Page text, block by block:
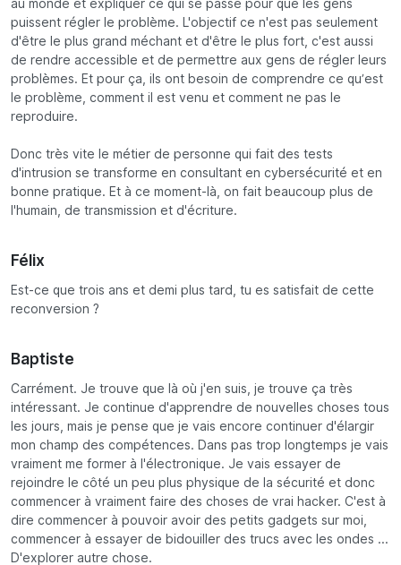
au monde et expliquer ce qui se passe pour que les gens
puissent régler le problème. L'objectif ce n'est pas seulement
d'être le plus grand méchant et d'être le plus fort, c'est aussi
de rendre accessible et de permettre aux gens de régler leurs
problèmes. Et pour ça, ils ont besoin de comprendre ce qu’est
le problème, comment il est venu et comment ne pas le
reproduire.
Donc très vite le métier de personne qui fait des tests
d'intrusion se transforme en consultant en cybersécurité et en
bonne pratique. Et à ce moment-là, on fait beaucoup plus de
l'humain, de transmission et d'écriture.
Félix
Est-ce que trois ans et demi plus tard, tu es satisfait de cette
reconversion ?
Baptiste
Carrément. Je trouve que là où j'en suis, je trouve ça très
intéressant. Je continue d'apprendre de nouvelles choses tous
les jours, mais je pense que je vais encore continuer d'élargir
mon champ des compétences. Dans pas trop longtemps je vais
vraiment me former à l'électronique. Je vais essayer de
rejoindre le côté un peu plus physique de la sécurité et donc
commencer à vraiment faire des choses de vrai hacker. C'est à
dire commencer à pouvoir avoir des petits gadgets sur moi,
commencer à essayer de bidouiller des trucs avec les ondes ...
D'explorer autre chose.